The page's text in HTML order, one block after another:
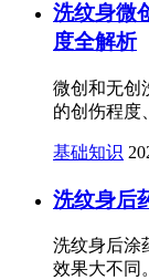
洗纹身微
度全解析
微创和无创
的创伤程度
基础知识
洗纹身后
洗纹身后涂
效果大不同